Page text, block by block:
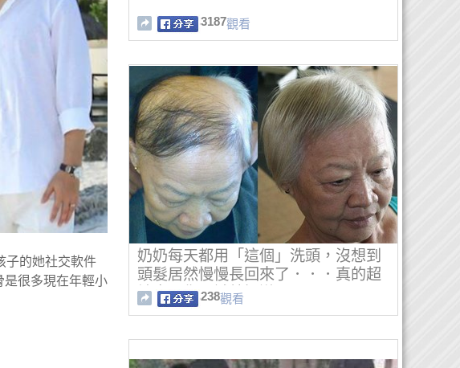
子的她社交軟件
是很多現在年輕小
3187觀看
奶奶每天都用「這個」洗頭，沒想到
頭髮居然慢慢長回來了．．．真的超
神奇，你一試就知道！
238觀看